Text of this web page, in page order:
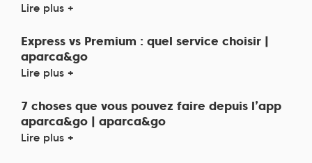
Lire plus +
Express vs Premium : quel service choisir |
aparca&go
Lire plus +
7 choses que vous pouvez faire depuis l’app
aparca&go | aparca&go
Lire plus +